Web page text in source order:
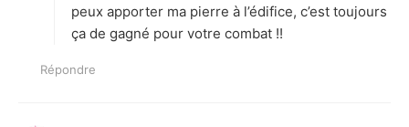
peux apporter ma pierre à l’édifice, c’est toujours
ça de gagné pour votre combat !!
Répondre